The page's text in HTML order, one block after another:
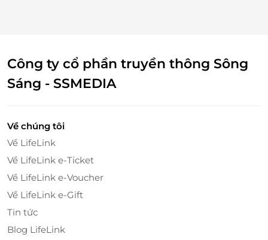
Công ty cổ phần truyền thông Sông
Sáng - SSMEDIA
Về chúng tôi
Về LifeLink
Về LifeLink e-Ticket
Về LifeLink e-Voucher
Về LifeLink e-Gift
Tin tức
Blog LifeLink